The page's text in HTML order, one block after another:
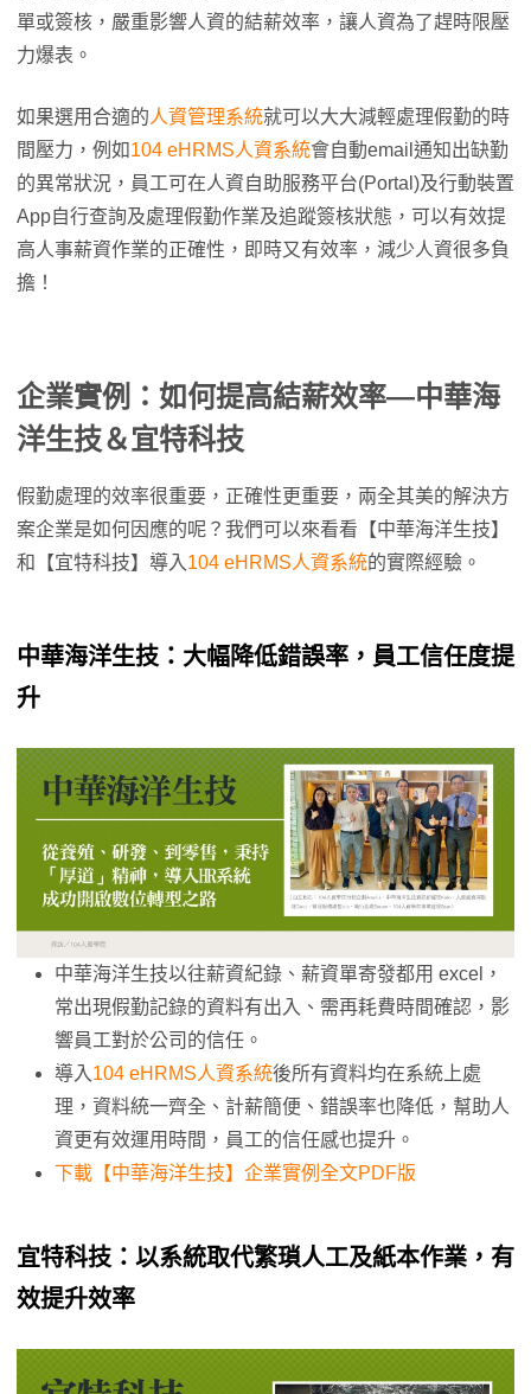
單或簽核，嚴重影響人資的結薪效率，讓人資為了趕時限壓
力爆表。
如果選用合適的人資管理系統就可以大大減輕處理假勤的時
間壓力，例如104 eHRMS人資系統會自動email通知出缺勤
的異常狀況，員工可在人資自助服務平台(Portal)及行動裝置
App自行查詢及處理假勤作業及追蹤簽核狀態，可以有效提
高人事薪資作業的正確性，即時又有效率，減少人資很多負
擔！
企業實例：如何提高結薪效率—中華海
洋生技＆宜特科技
假勤處理的效率很重要，正確性更重要，兩全其美的解決方
案企業是如何因應的呢？我們可以來看看【中華海洋生技】
和【宜特科技】導入 104 eHRMS人資系統的實際經驗。
中華海洋生技：大幅降低錯誤率，員工信任度提
升
中華海洋生技以往薪資紀錄、薪資單寄發都用 excel，
常出現假勤記錄的資料有出入、需再耗費時間確認，影
響員工對於公司的信任。
導入 104 eHRMS人資系統後所有資料均在系統上處
理，資料統一齊全、計薪簡便、錯誤率也降低，幫助人
資更有效運用時間，員工的信任感也提升。
下載【中華海洋生技】企業實例全文PDF版
宜特科技：以系統取代繁瑣人工及紙本作業，有
效提升效率